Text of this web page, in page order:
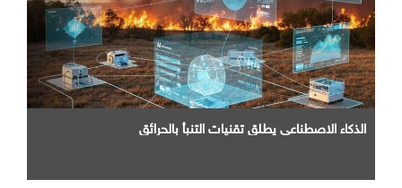
الذكاء الاصطناعي يطلق تقنيات التنبأ بالحرائق